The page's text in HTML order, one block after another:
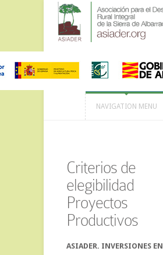
NAVIGATION MENU
Criterios de
elegibilidad
Proyectos
Productivos
ASIADER. INVERSIONES EN